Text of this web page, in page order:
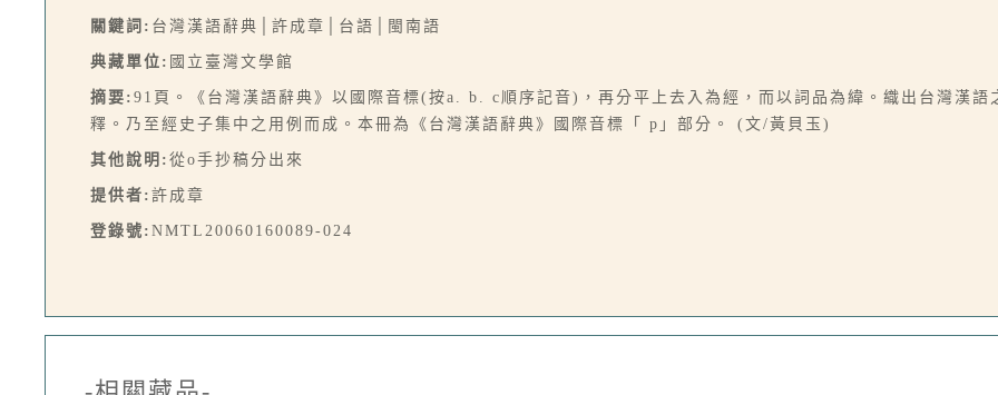
關鍵詞: 台灣漢語辭典│許成章│台語│閩南語
典藏單位: 國立臺灣文學館
摘要: 91頁。《台灣漢語辭典》以國際音標(按a. b. c順序記音)，再分平上去入為經，而以詞品為緯。織出台灣漢
釋。乃至經史子集中之用例而成。本冊為《台灣漢語辭典》國際音標「 p」部分。 (文/黃貝玉)
其他說明: 從o手抄稿分出來
提供者: 許成章
登錄號: NMTL20060160089-024